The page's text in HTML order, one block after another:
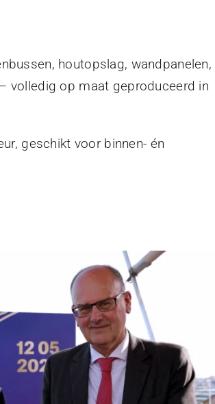
houtopslag, wandpanelen,
volledig op maat geproduceerd in
geschikt voor binnen- én